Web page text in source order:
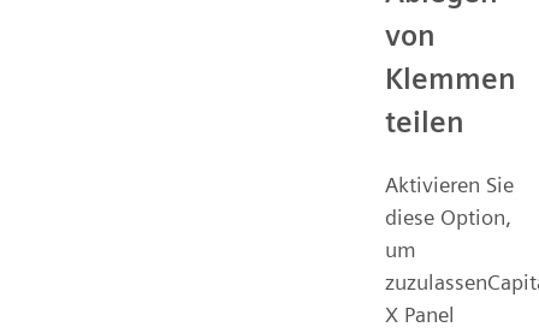
von
Klemmen
teilen
Aktivieren Sie
diese Option,
um
X Panel